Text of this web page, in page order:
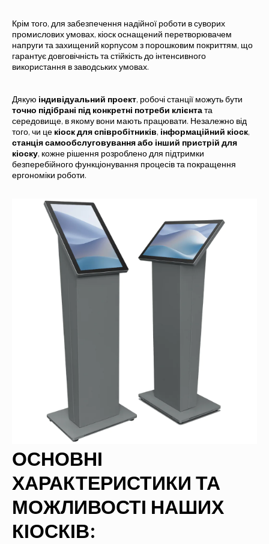
БАЧИТИ
Альтернатива:
Крім того, для забезпечення надійної роботи в суворих
промислових умовах, кіоск оснащений перетворювачем
напруги та захищений корпусом з порошковим покриттям, що
гарантує довговічність та стійкість до інтенсивного
використання в заводських умовах.
Дякую індивідуальний проект, робочі станції можуть бути
точно підібрані під конкретні потреби клієнтата
середовище, в якому вони мають працювати. Незалежно від
того, чи це кіоск для співробітників, інформаційний кіоск,
станція самообслуговуванняабо інший пристрій для
кіоску, кожне рішення розроблено для підтримки
безперебійного функціонування процесів та покращення
ергономіки роботи.
ОСНОВНІ
ХАРАКТЕРИСТИКИ ТА
МОЖЛИВОСТІ НАШИХ
КІОСКІВ: